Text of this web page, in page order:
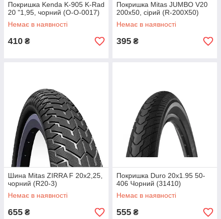
Покришка Kenda K-905 K-Rad
20 "1,95, чорний (O-O-0017)
Немає в наявності
410 ₴
Покришка Mitas JUMBO V20
200x50, сірий (R-200X50)
Немає в наявності
395 ₴
Шина Mitas ZIRRA F 20x2,25,
чорний (R20-3)
Немає в наявності
655 ₴
Покришка Duro 20x1.95 50-
406 Чорний (31410)
Немає в наявності
555 ₴